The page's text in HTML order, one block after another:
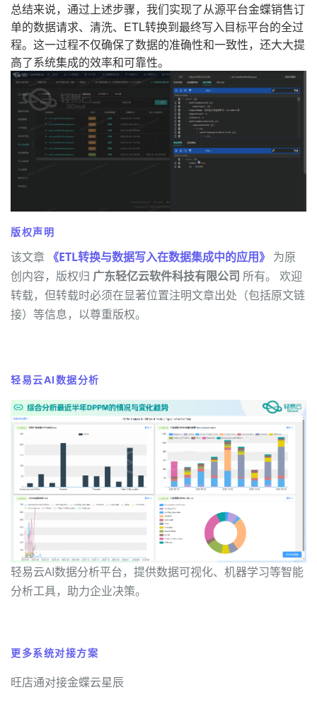
总结来说，通过上述步骤，我们实现了从源平台金蝶销售订
单的数据请求、清洗、ETL转换到最终写入目标平台的全过
程。这一过程不仅确保了数据的准确性和一致性，还大大提
高了系统集成的效率和可靠性。
版权声明
该文章 《ETL转换与数据写入在数据集成中的应用》 为原
创内容，版权归 广东轻亿云软件科技有限公司 所有。 欢迎
转载，但转载时必须在显著位置注明文章出处（包括原文链
接）等信息，以尊重版权。
轻易云AI数据分析
轻易云AI数据分析平台，提供数据可视化、机器学习等智能
分析工具，助力企业决策。
更多系统对接方案
旺店通对接金蝶云星辰